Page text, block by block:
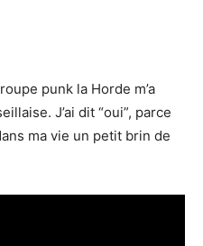
punk la Horde m’a
J’ai dit “oui”, parce
ma vie un petit brin de